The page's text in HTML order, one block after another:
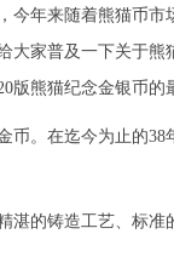
年来随着熊猫币
家普及一下关于
熊猫纪念金银币的
币。在迄今为止的
的铸造工艺、标